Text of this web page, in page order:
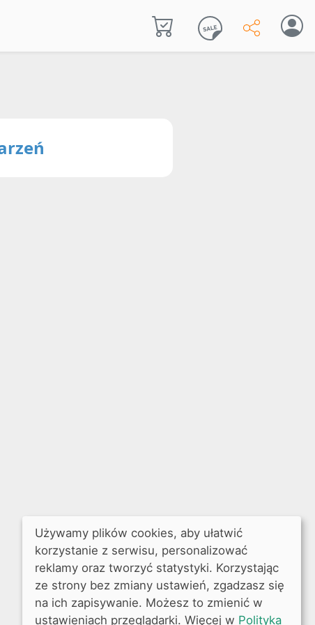
Używamy plików cookies, aby ułatwić
korzystanie z serwisu, personalizować
reklamy oraz tworzyć statystyki. Korzystając
ze strony bez zmiany ustawień, zgadzasz się
na ich zapisywanie. Możesz to zmienić w
ustawieniach przeglądarki. Więcej w Polityka